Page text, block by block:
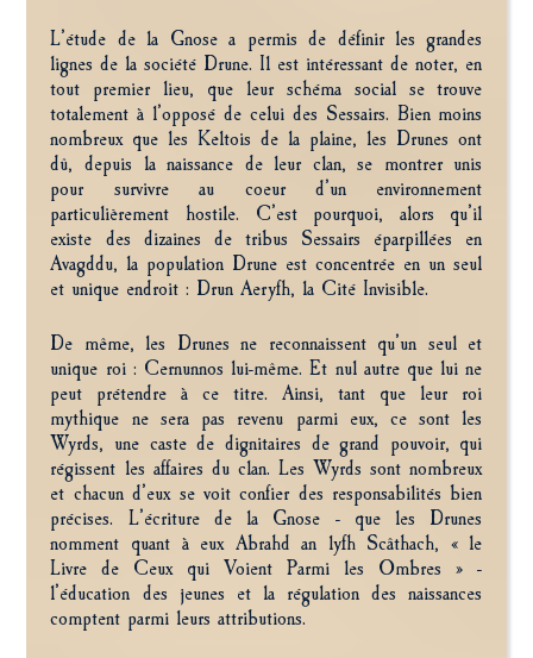
L’étude de la Gnose a permis de définir les grandes
lignes de la société Drune. Il est intéressant de noter, en
tout premier lieu, que leur schéma social se trouve
totalement à l’opposé de celui des Sessairs. Bien moins
nombreux que les Keltois de la plaine, les Drunes ont
dû, depuis la naissance de leur clan, se montrer unis
pour survivre au coeur d’un environnement
particulièrement hostile. C’est pourquoi, alors qu’il
existe des dizaines de tribus Sessairs éparpillées en
Avagddu, la population Drune est concentrée en un seul
et unique endroit : Drun Aeryfh, la Cité Invisible.
De même, les Drunes ne reconnaissent qu’un seul et
unique roi : Cernunnos lui-même. Et nul autre que lui ne
peut prétendre à ce titre. Ainsi, tant que leur roi
mythique ne sera pas revenu parmi eux, ce sont les
Wyrds, une caste de dignitaires de grand pouvoir, qui
régissent les affaires du clan. Les Wyrds sont nombreux
et chacun d’eux se voit confier des responsabilités bien
précises. L’écriture de la Gnose - que les Drunes
nomment quant à eux Abrahd an lyfh Scâthach, « le
Livre de Ceux qui Voient Parmi les Ombres » -
l’éducation des jeunes et la régulation des naissances
comptent parmi leurs attributions.